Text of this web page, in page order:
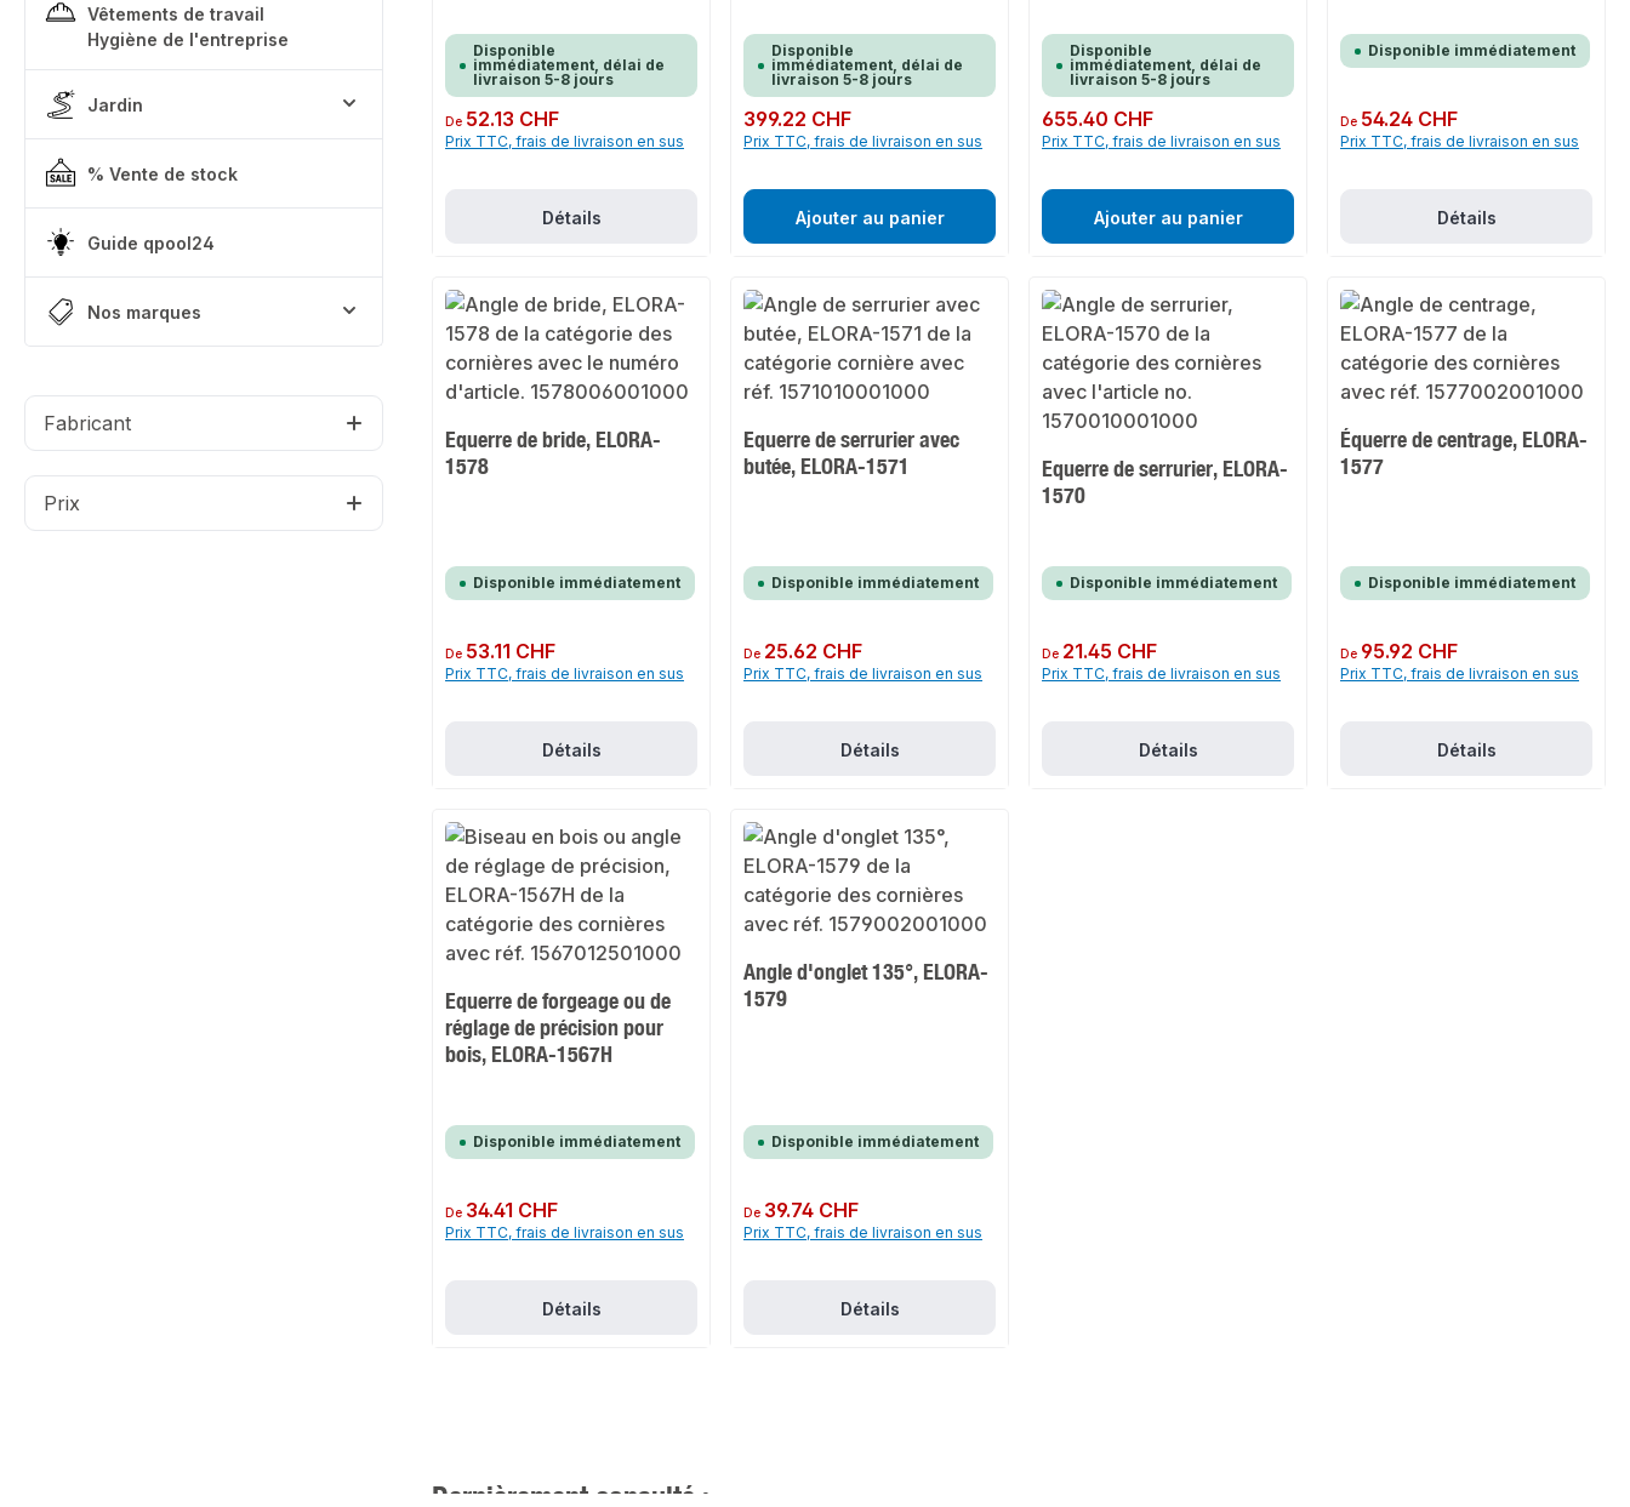
Vêtements de travail
Hygiène de l'entreprise
Jardin
% Vente de stock
Guide qpool24
Nos marques
Fabricant
Prix
Disponible
immédiatement, délai de
livraison 5-8 jours
Prix régulier :
De 52.13 CHF
Prix TTC, frais de livraison en sus
Détails
Disponible
immédiatement, délai de
livraison 5-8 jours
Prix régulier :
399.22 CHF
Prix TTC, frais de livraison en sus
Ajouter au panier
Disponible
immédiatement, délai de
livraison 5-8 jours
Prix régulier :
655.40 CHF
Prix TTC, frais de livraison en sus
Ajouter au panier
Disponible immédiatement
Prix régulier :
De 54.24 CHF
Prix TTC, frais de livraison en sus
Détails
Equerre de bride, ELORA-
1578
Disponible immédiatement
Prix régulier :
De 53.11 CHF
Prix TTC, frais de livraison en sus
Détails
Equerre de serrurier avec
butée, ELORA-1571
Disponible immédiatement
Prix régulier :
De 25.62 CHF
Prix TTC, frais de livraison en sus
Détails
Equerre de serrurier, ELORA-
1570
Disponible immédiatement
Prix régulier :
De 21.45 CHF
Prix TTC, frais de livraison en sus
Détails
Équerre de centrage, ELORA-
1577
Disponible immédiatement
Prix régulier :
De 95.92 CHF
Prix TTC, frais de livraison en sus
Détails
Equerre de forgeage ou de
réglage de précision pour
bois, ELORA-1567H
Disponible immédiatement
Prix régulier :
De 34.41 CHF
Prix TTC, frais de livraison en sus
Détails
Angle d'onglet 135°, ELORA-
1579
Disponible immédiatement
Prix régulier :
De 39.74 CHF
Prix TTC, frais de livraison en sus
Détails
Dernièrement consulté :